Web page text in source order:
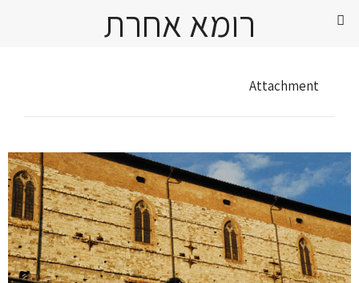
Attachment
רומא אחרת